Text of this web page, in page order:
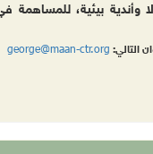
بيئية، للمساهمة في
التالي: george@maan-ctr.org